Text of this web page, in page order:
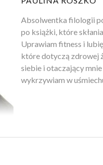
Absolwentka filologii
po książki, które
Uprawiam fitness i
które dotyczą zdrowej
siebie i otaczający
wykrzywiam w